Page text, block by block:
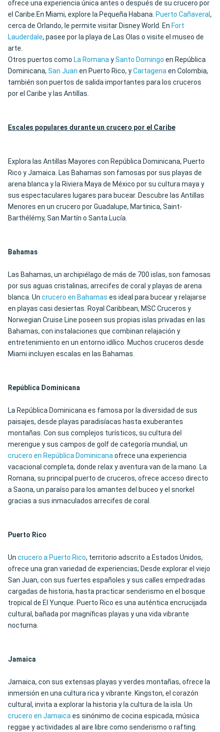
ofrece una experiencia única antes o después de su crucero por
el Caribe.En Miami, explore la Pequeña Habana. Puerto Cañaveral,
cerca de Orlando, le permite visitar Disney World. En Fort
Lauderdale, pasee por la playa de Las Olas o visite el museo de
arte.
Otros puertos como La RomanaySanto Domingo en República
Dominicana, San Juan en Puerto Rico, yCartagenaen Colombia,
también son puertos de salida importantes para los cruceros
por el Caribe y las Antillas.
Escales populares durante un crucero por el Caribe
Explora las Antillas Mayores con República Dominicana, Puerto
Rico y Jamaica. Las Bahamas son famosas por sus playas de
arena blanca y la Riviera Maya de México por su cultura maya y
sus espectaculares lugares para bucear. Descubre las Antillas
Menores en un crucero por Guadalupe, Martinica, Saint-
Barthélémy, San Martín o Santa Lucía.
Bahamas
Las Bahamas, un archipiélago de más de 700 islas, son famosas
por sus aguas cristalinas, arrecifes de coral y playas de arena
blanca. Un crucero en Bahamas es ideal para bucear y relajarse
en playas casi desiertas. Royal Caribbean, MSC Cruceros y
Norwegian Cruise Line poseen sus propias islas privadas en las
Bahamas, con instalaciones que combinan relajación y
entretenimiento en un entorno idílico. Muchos cruceros desde
Miami incluyen escalas en las Bahamas.
República Dominicana
La República Dominicana es famosa por la diversidad de sus
paisajes, desde playas paradisíacas hasta exuberantes
montañas. Con sus complejos turísticos, su cultura del
merengue y sus campos de golf de categoría mundial, un
crucero en República Dominicanaofrece una experiencia
vacacional completa, donde relax y aventura van de la mano. La
Romana, su principal puerto de cruceros, ofrece acceso directo
a Saona, un paraíso para los amantes del buceo y el snorkel
gracias a sus inmaculados arrecifes de coral.
Puerto Rico
Un crucero a Puerto Rico, territorio adscrito a Estados Unidos,
ofrece una gran variedad de experiencias; Desde explorar el viejo
San Juan, con sus fuertes españoles y sus calles empedradas
cargadas de historia, hasta practicar senderismo en el bosque
tropical de El Yunque. Puerto Rico es una auténtica encrucijada
cultural, bañada por magníficas playas y una vida vibrante
nocturna.
Jamaica
Jamaica, con sus extensas playas y verdes montañas, ofrece la
inmersión en una cultura rica y vibrante. Kingston, el corazón
cultural, invita a explorar la historia y la cultura de la isla. Un
crucero en Jamaicaes sinónimo de cocina espicada, música
reggae y actividades al aire libre como senderismo o rafting.